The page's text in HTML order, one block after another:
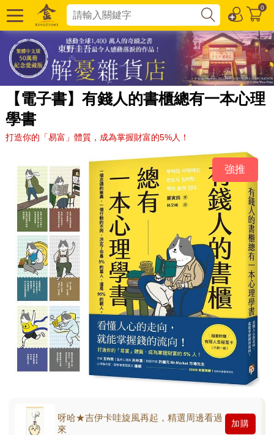
0
【電子書】有錢人的書櫃總有一本心理
學書
打造你的「易富」體質，成為掌握財富的5%人！
強推
呀哈★吉伊卡哇旋風再起，精選周邊看過
來
加購